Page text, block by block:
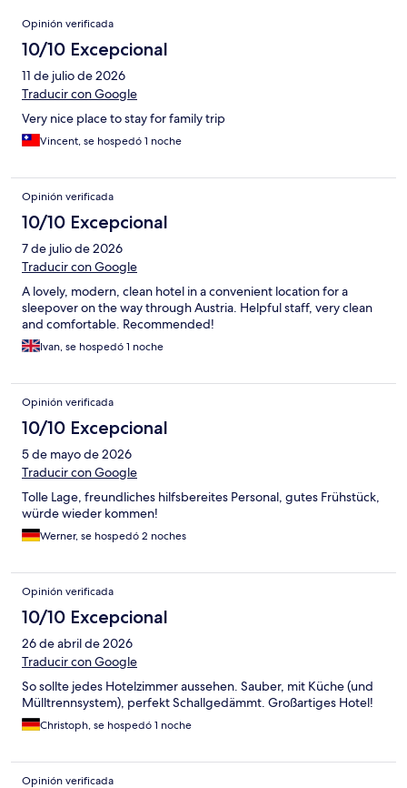
Opiniones
Opinión verificada
10/10 Excepcional
11 de julio de 2026
Traducir con Google
Very nice place to stay for family trip
Vincent, se hospedó 1 noche
Opinión verificada
10/10 Excepcional
7 de julio de 2026
Traducir con Google
A lovely, modern, clean hotel in a convenient location for a
sleepover on the way through Austria. Helpful staff, very clean
and comfortable. Recommended!
Ivan, se hospedó 1 noche
Opinión verificada
10/10 Excepcional
5 de mayo de 2026
Traducir con Google
Tolle Lage, freundliches hilfsbereites Personal, gutes Frühstück,
würde wieder kommen!
Werner, se hospedó 2 noches
Opinión verificada
10/10 Excepcional
26 de abril de 2026
Traducir con Google
So sollte jedes Hotelzimmer aussehen. Sauber, mit Küche (und
Mülltrennsystem), perfekt Schallgedämmt. Großartiges Hotel!
Christoph, se hospedó 1 noche
Opinión verificada